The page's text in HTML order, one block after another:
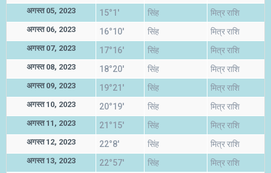
अगस्त 05, 2023 15°1' सिंह मित्र राशि
अगस्त 06, 2023 16°10' सिंह मित्र राशि
अगस्त 07, 2023 17°16' सिंह मित्र राशि
अगस्त 08, 2023 18°20' सिंह मित्र राशि
अगस्त 09, 2023 19°21' सिंह मित्र राशि
अगस्त 10, 2023 20°19' सिंह मित्र राशि
अगस्त 11, 2023 21°15' सिंह मित्र राशि
अगस्त 12, 2023 22°8' सिंह मित्र राशि
अगस्त 13, 2023 22°57' सिंह मित्र राशि